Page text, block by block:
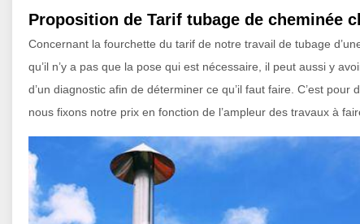
Proposition de Tarif tubage de cheminée
Concernant la fourchette du tarif de notre travail de tubage
qu’il n’y a pas que la pose qui est nécessaire, il peut aussi y
d’un diagnostic afin de déterminer ce qu’il faut faire. C’est
nous fixons notre prix en fonction de l’ampleur des travaux à